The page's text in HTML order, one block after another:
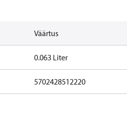
Väärtus
0.063 Liter
5702428512220